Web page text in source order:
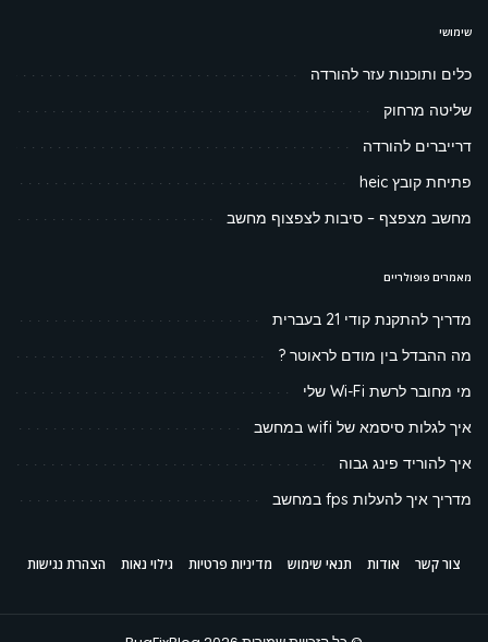
שימושי
כלים ותוכנות עזר להורדה
שליטה מרחוק
דרייברים להורדה
פתיחת קובץ heic
מחשב מצפצף – סיבות לצפצוף מחשב
מאמרים פופולריים
מדריך להתקנת קודי 21 בעברית
מה ההבדל בין מודם לראוטר ?
מי מחובר לרשת Wi-Fi שלי
איך לגלות סיסמא של wifi במחשב
איך להוריד פינג גבוה
מדריך איך להעלות fps במחשב
צור קשר אודות תנאי שימוש מדיניות פרטיות גילוי נאות הצהרת נגישות